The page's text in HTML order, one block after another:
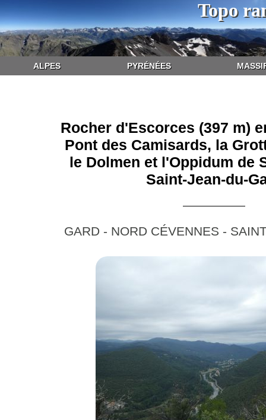
Topo
ALPES PYRÉNÉES
Rocher d'Escorces (397 m)
Pont des Camisards, la
le Dolmen et l'Oppidum de
Saint-Jean-du-
GARD - NORD CÉVENNES -